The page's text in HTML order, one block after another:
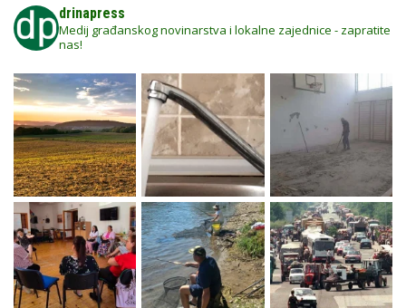
drinapress
Medij građanskog novinarstva i lokalne zajednice - zapratite
nas!